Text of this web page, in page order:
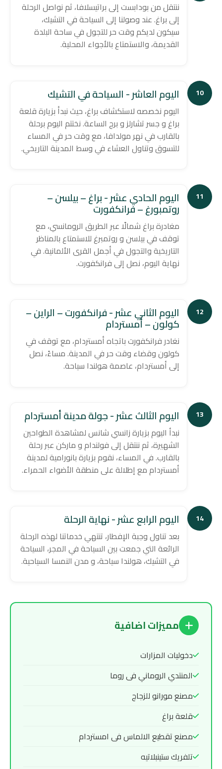
ننتقل من بودابست إلى براتيسلافا، ثم نواصل الرحلة
إلى براغ. عند وصولنا إلى السياحة في التشيك،
سيكون لديكم وقت حر للتجول في ساحة البلدة
القديمة، والاستمتاع بالأجواء المحلية.
10 اليوم العاشر - السياحة في التشيك
اليوم نخصصه لاستكشاف براغ، حيث نبدأ بزيارة قلعة
براغ و جسر تشارلز و برج الساعة. نختتم اليوم برحلة
بالقارب في نهر مولدافا، مع وقت حر في المساء
للتسوق وتناول العشاء في وسط المدينة التاريخي.
11 اليوم الحادي عشر - براغ – بيلسن –
روتمبورغ – فرانكفورت
مغادرة براغ شمالًا عبر الطريق الرومانسي، مع
توقف في بيلسن و روتمبرغ للاستمتاع بالمناظر
التاريخية والتجول في أجمل القرى الألمانية. في
نهاية اليوم، نصل إلى فرانكفورت.
12 اليوم الثاني عشر - فرانكفورت – الراين –
كولون – أمستردام
نغادر فرانكفورت باتجاه أمستردام، مع توقف في
كولون وقضاء وقت حر في المدينة. مساءً، نصل
إلى أمستردام، عاصمة هولندا سياحة.
13 اليوم الثالث عشر - جولة مدينة أمستردام
نبدأ اليوم بزيارة زانسي شانس لمشاهدة الطواحين
الشهيرة، ثم ننتقل إلى فولندام و ماركن عبر رحلة
بالقارب. في المساء، نقوم بزيارة بانورامية لمدينة
أمستردام مع إطلالة على منطقة الأضواء الحمراء.
14 اليوم الرابع عشر - نهاية الرحلة
بعد تناول وجبة الإفطار، تنتهي خدماتنا لهذه الرحلة
الرائعة التي جمعت بين السياحة في المجر، السياحة
في التشيك، هولندا سياحة، و مدن النمسا السياحية.
مميزات اضافية
دخوليات المزارات
المنتدي الروماني فى روما
مصنع مورانو للزجاج
قلعة براغ
مصنع تقطيع الالماس فى امستردام
تلفريك ستينبلاتيه